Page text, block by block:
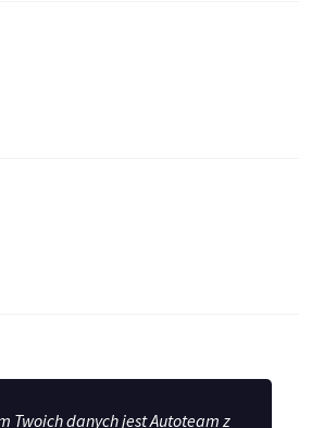
Twoich danych jest Autoteam z